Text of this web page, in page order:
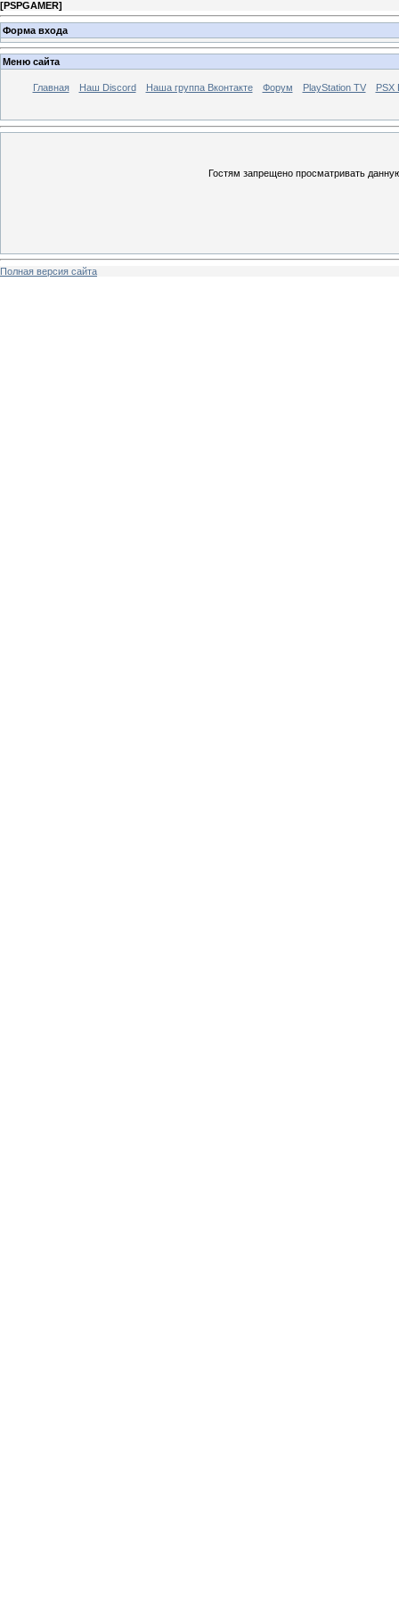
[PSPGAMER]
Форма входа
Меню сайта
Главная Наш Discord Наша группа Вконтакте Форум PlayStation TV PSX
Гостям запрещено просматривать
Полная версия сайта